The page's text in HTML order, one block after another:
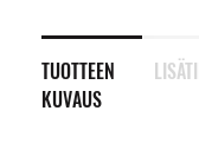
TUOTTEEN
KUVAUS